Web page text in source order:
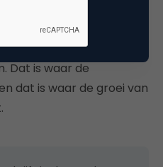
boodschap een aanbod
herkent als een
voor zijn
Dat is waar de
dat is waar de groei van